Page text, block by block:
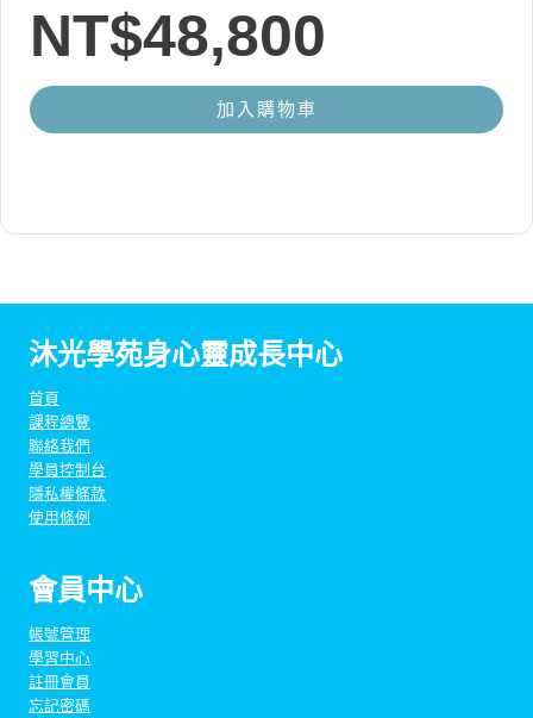
價
NT$48,800
前
格：
加入購物車
沐光學苑身心靈成長中心
首頁
課程總覽
聯絡我們
學員控制台
隱私權條款
使用條例
會員中心
帳號管理
學習中心
註冊會員
忘記密碼